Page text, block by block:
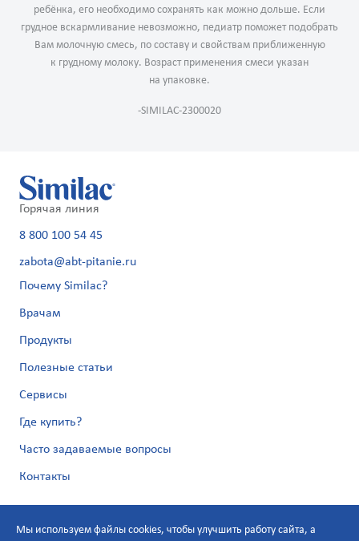
ребёнка, его необходимо сохранять как можно дольше. Если
грудное вскармливание невозможно, педиатр поможет подобрать
Вам молочную смесь, по составу и свойствам приближенную
к грудному молоку. Возраст применения смеси указан
на упаковке.
-SIMILAC-2300020
Горячая линия
8 800 100 54 45
zabota@abt-pitanie.ru
Почему Similac?
Врачам
Продукты
Полезные статьи
Сервисы
Где купить?
Часто задаваемые вопросы
Контакты
Мы используем файлы cookies, чтобы улучшить работу сайта, а